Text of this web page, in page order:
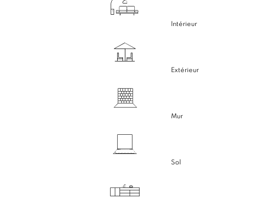
Intérieur
Extérieur
Mur
Sol